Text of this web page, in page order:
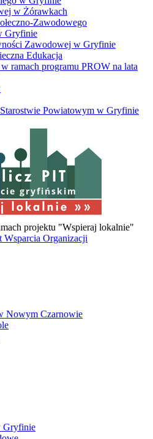
gryfińskim
projektu "Wspieraj lokalnie"
Wsparcia Organizacji